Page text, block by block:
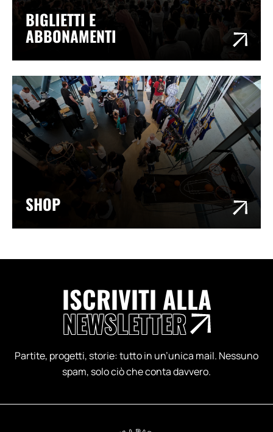
BIGLIETTI E
ABBONAMENTI
SHOP
ISCRIVITI ALLA
NEWSLETTER
Partite, progetti, storie: tutto in un’unica mail. Nessuno
spam, solo ciò che conta davvero.